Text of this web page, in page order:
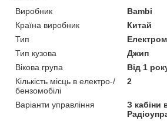
Виробник
Bambi
Країна виробник
Китай
Тип
Тип кузова
Джип
Вікова група
Від 1
Кількість місць в електро-/
бензомобілі
2
Варіанти управління
З кабіни